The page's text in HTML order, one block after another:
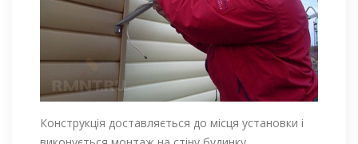
Конструкція доставляється до місця установки і